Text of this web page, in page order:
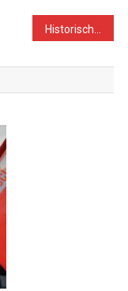
Historische verkiezingen in Ierland